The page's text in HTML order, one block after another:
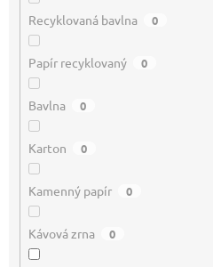
Recyklovaná bavlna 0
Papír recyklovaný 0
Bavlna 0
Karton 0
Kamenný papír 0
Kávová zrna 0